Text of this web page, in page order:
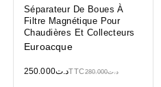
Séparateur De Boues À
Filtre Magnétique Pour
Chaudières Et Collecteurs
Euroacque
د.ت280.000 د.ت250.000 TTC